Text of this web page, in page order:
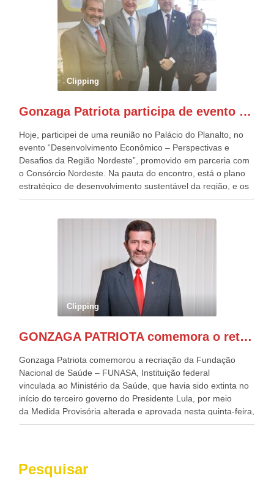
o deste ano, o maior e o mais organizado de todos. “Há
quatro décadas, como Patriota até no nome, participo
anualmente dos desfiles de Sete de Setembro, na
Esplanada dos Ministérios, em Brasília. Este ano, o governo
preparou espaços com cadeiras e coberturas, para 30.000
pessoas, só que o número de Patriotas Brasileiros
Independentes, dobrou na Esplanada. Eu, Lula e os
Patriota.
Clipping
Gonzaga Patriota participa de evento em prol do desenvolvimento do Nordeste
Hoje, participei de uma reunião no Palácio do Planalto, no
evento “Desenvolvimento Econômico – Perspectivas e
Desafios da Região Nordeste”, promovido em parceria com
o Consórcio Nordeste. Na pauta do encontro, está o plano
estratégico de desenvolvimento sustentável da região, e os
desafios para a elaboração de políticas públicas, que
evento contou com a presença do Vice-presidente Geraldo
Alckmin, que também ocupa o Ministério do
Desenvolvimento, Indústria, Comércio e Serviços, o ex
governador de Pernambuco, agora Presidente do Banco do
Nordeste, Paulo Câmara, o ex Deputado Federal, e
atualmente Superintendente da SUDENE, Danilo Cabral, da
Governadora de Pernambuco, Raquel Lyra, os ministros da
Casa Civil, Rui Costa, e da Integração e do Desenvolvimento
de todo Nordeste que também ajudam a fomentar o
Clipping
GONZAGA PATRIOTA comemora o retorno da FUNASA
Gonzaga Patriota comemorou a recriação da Fundação
Nacional de Saúde – FUNASA, Instituição federal
vinculada ao Ministério da Saúde, que havia sido extinta no
início do terceiro governo do Presidente Lula, por meio
da Medida Provisória alterada e aprovada nesta quinta-feira,
pelo Congresso Nacional. Gonzaga Patriota disse hoje em
desenvolvimento dos seus municípios e, somente o ano
passado, essa Fundação distribuiu mais de três bilhões de
Pesquisar